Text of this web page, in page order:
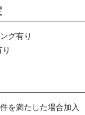
グ有り
を満たした場合加入